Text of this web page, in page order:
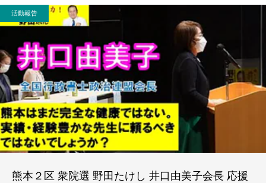
活動報告
熊本２区 衆院選 野田たけし 井口由美子会長 応援
活動レポート
ご意見・メール